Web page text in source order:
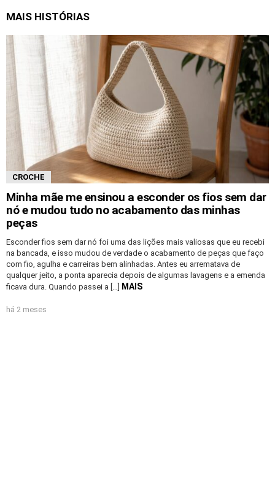
MAIS HISTÓRIAS
CROCHE
Minha mãe me ensinou a esconder os fios sem dar
nó e mudou tudo no acabamento das minhas
peças
Esconder fios sem dar nó foi uma das lições mais valiosas que eu recebi
na bancada, e isso mudou de verdade o acabamento de peças que faço
com fio, agulha e carreiras bem alinhadas. Antes eu arrematava de
qualquer jeito, a ponta aparecia depois de algumas lavagens e a emenda
ficava dura. Quando passei a […]
MAIS
há 2 meses